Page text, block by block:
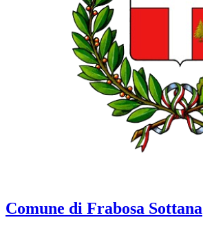
Comune di Frabosa Sottana